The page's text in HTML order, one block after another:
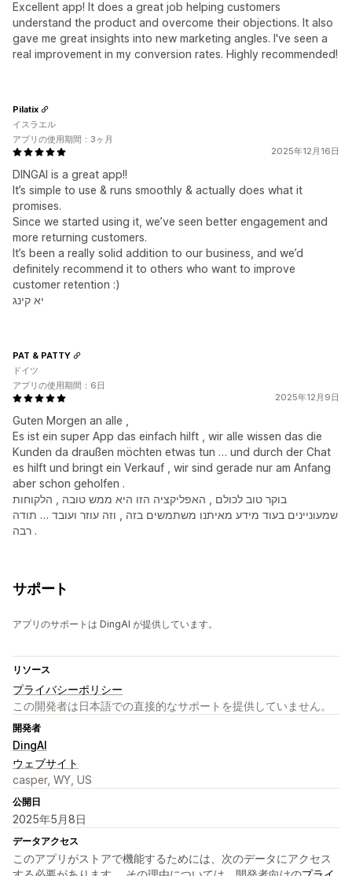
Excellent app! It does a great job helping customers
understand the product and overcome their objections. It also
gave me great insights into new marketing angles. I've seen a
real improvement in my conversion rates. Highly recommended!
2025年12月16日
DINGAI is a great app!!
It’s simple to use & runs smoothly & actually does what it
promises.
Since we started using it, we’ve seen better engagement and
more returning customers.
It’s been a really solid addition to our business, and we’d
definitely recommend it to others who want to improve
customer retention :)
יא קינג
Pilatix
イスラエル
アプリの使用期間：3ヶ月
2025年12月9日
Guten Morgen an alle ,
Es ist ein super App das einfach hilft , wir alle wissen das die
Kunden da draußen möchten etwas tun … und durch der Chat
es hilft und bringt ein Verkauf , wir sind gerade nur am Anfang
aber schon geholfen .
בוקר טוב לכולם , האפליקציה הזו היא ממש טובה , הלקוחות
שמעוניינים בעוד מידע מאיתנו משתמשים בזה , וזה עוזר ועובד … תודה
רבה .
PAT & PATTY
ドイツ
アプリの使用期間：6日
サポート
アプリのサポートは DingAI が提供しています。
リソース
プライバシーポリシー
この開発者は日本語での直接的なサポートを提供していません。
開発者
DingAI
ウェブサイト
casper, WY, US
公開日
2025年5月8日
データアクセス
このアプリがストアで機能するためには、次のデータにアクセス